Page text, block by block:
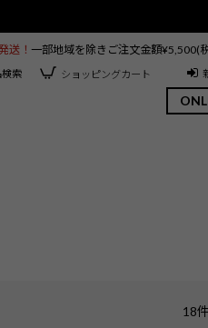
送！ 一部地域を除きご注文金額¥5,500(
検索 ショッピングカート
18